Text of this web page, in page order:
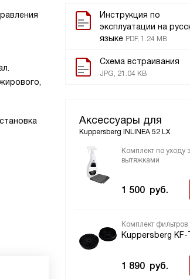
Инструкция по
эксплуатации на
языке PDF, 1.24 MB
Схема встраивания
JPG, 21.04 KB
Аксессуары для
Kuppersberg INLINEA 52 LX
Комплект по уходу
вытяжками
1 500 руб.
Комплект фильтров
Kuppersberg KF-
1 890 руб.